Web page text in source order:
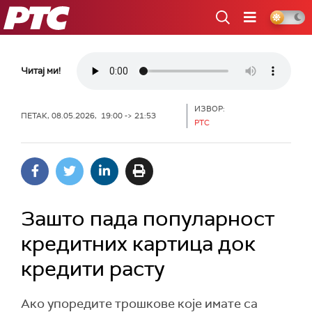
РТС
Читај ми!
ПЕТАК, 08.05.2026, 19:00 -> 21:53
ИЗВОР:
РТС
Зашто пада популарност
кредитних картица док
кредити расту
Ако упоредите трошкове које имате са